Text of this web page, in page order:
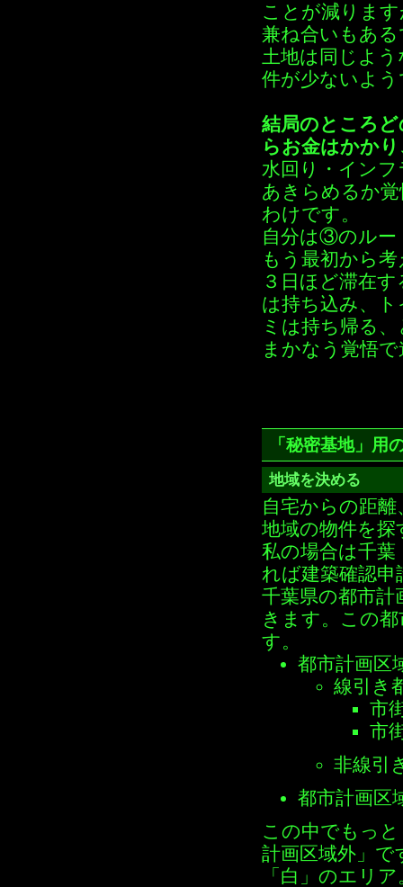
ことが減りま
兼ね合いもあ
土地は同じよ
件が少ないよう
結局のところ
らお金はかか
水回り・イン
あきらめるか
わけです。
自分は③のルー
もう最初から
３日ほど滞在
は持ち込み、
ミは持ち帰る
まかなう覚悟
「秘密基地」用
地域を決める
自宅からの距
地域の物件を
私の場合は千
れば建築確認申
千葉県の都市計
きます。この
す。
都市計画区
線引き
市
市
非線引
都市計画区
この中でもっ
計画区域外」で
「白」のエリ